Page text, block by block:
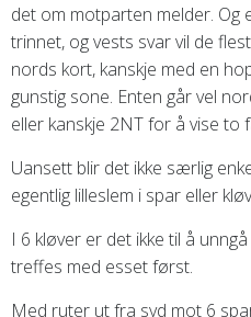
det om motparten melder. Og
trinnet, og vests svar vil de
nords kort, kanskje med en
gunstig sone. Enten går vel
eller kanskje 2NT for å vise to
Uansett blir det ikke særlig
egentlig lilleslem i spar eller
I 6 kløver er det ikke til å
treffes med esset først.
Med ruter ut fra syd mot 6